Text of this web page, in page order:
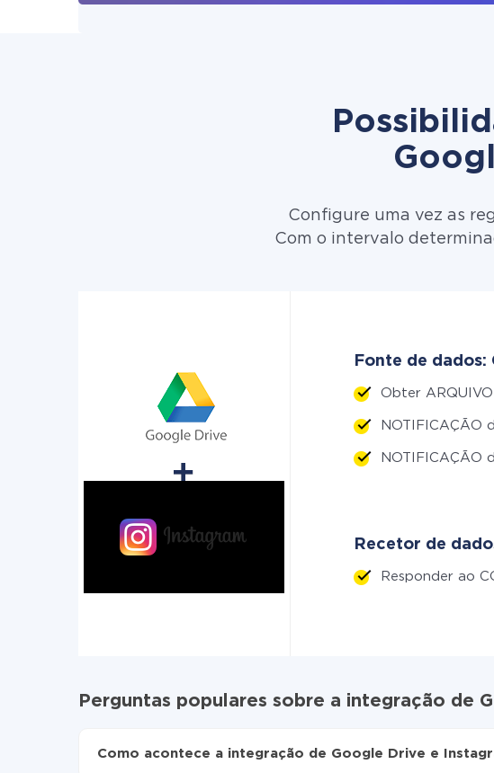
Configure uma vez as
Com o intervalo
Fonte de dados:
Obter
NOTIFICAÇÃO
NOTIFICAÇÃO
Recetor de
Responder ao
Perguntas populares sobre a integração de
Como acontece a integração de Google Drive e